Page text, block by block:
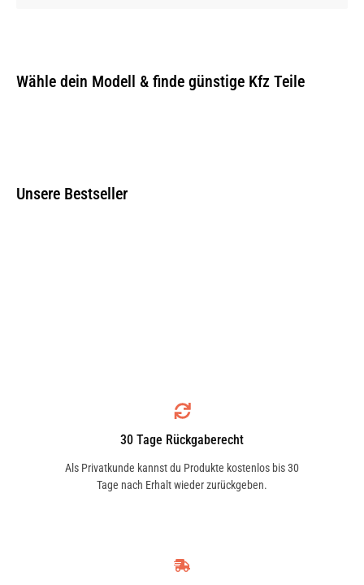
Wähle dein Modell & finde günstige Kfz Teile
Unsere Bestseller
30 Tage Rückgaberecht
Als Privatkunde kannst du Produkte kostenlos bis 30
Tage nach Erhalt wieder zurückgeben.